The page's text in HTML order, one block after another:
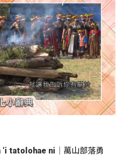
‘i tatolohae ni｜萬山部落勇